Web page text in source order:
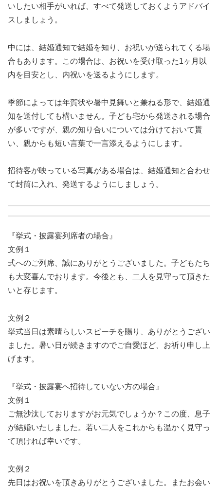
いしたい相手がいれば、すべて発送しておくようアドバイ
スしましょう。
中には、結婚通知で結婚を知り、お祝いが送られてくる場
合もあります。この場合は、お祝いを受け取った1ヶ月以
内を目安とし、内祝いを送るようにします。
季節によっては年賀状や暑中見舞いと兼ねる形で、結婚通
知を送付しても構いません。子ども宅から発送される場合
が多いですが、親の知り合いについては分けておいて貰
い、親からも短い言葉で一言添えるようにします。
招待客が映っている写真がある場合は、結婚通知と合わせ
て封筒に入れ、発送するようにしましょう。
『挙式・披露宴列席者の場合』
文例１
式へのご列席、誠にありがとうございました。子どもたち
も大変喜んでおります。今後とも、二人を見守って頂きた
いと存じます。
文例２
挙式当日は素晴らしいスピーチを賜り、ありがとうござい
ました。暑い日が続きますのでご自愛ほど、お祈り申し上
げます。
『挙式・披露宴へ招待していない方の場合』
文例１
ご無沙汰しておりますがお元気でしょうか？この度、息子
が結婚いたしました。若い二人をこれからも温かく見守っ
て頂ければ幸いです。
文例２
先日はお祝いを頂きありがとうございました。またお会い